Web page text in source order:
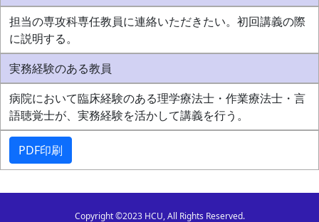
担当の専攻科専任教員に連絡いただきたい。初回講義の際
に説明する。
実務経験のある教員
病院において臨床経験のある理学療法士・作業療法士・言
語聴覚士が、実務経験を活かして講義を行う。
PDF印刷
Copyright ©2023 HCU, All Rights Reserved.